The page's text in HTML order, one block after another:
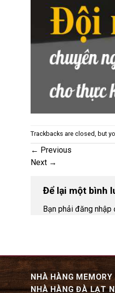
Trackbacks are closed, but
← Previous
Next →
Để lại một bình
Bạn phải đăng nhập
NHÀ HÀNG
NHÀ HÀNG ĐÀ LẠT